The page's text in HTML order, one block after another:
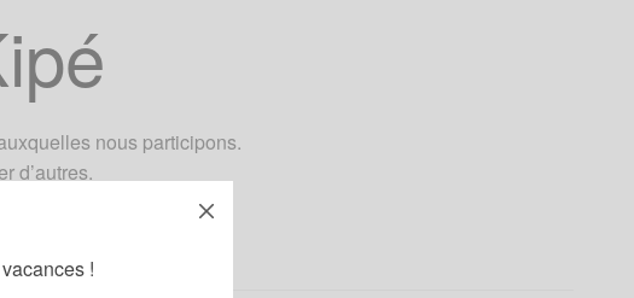
!
nous participons.
d’autres.